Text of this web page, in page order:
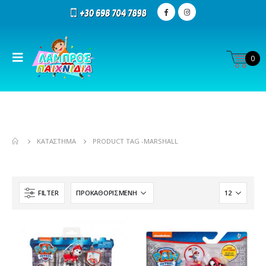
0
ΚΑΤΆΣΤΗΜΑ PRODUCT TAG -MARSHALL
FILTER